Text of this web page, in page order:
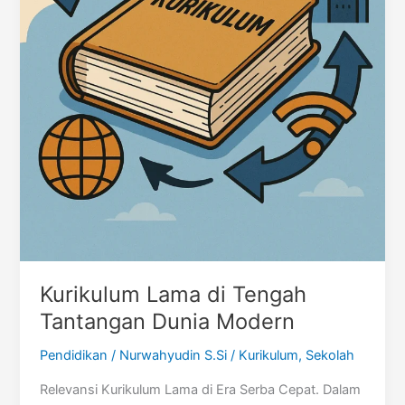
Kurikulum Lama di Tengah
Tantangan Dunia Modern
Pendidikan / Nurwahyudin S.Si/ Kurikulum, Sekolah
Relevansi Kurikulum Lama di Era Serba Cepat. Dalam